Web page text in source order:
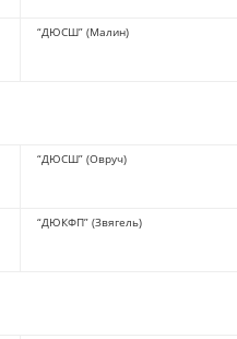
“ДЮСШ” (Малин)
“ДЮСШ” (Овруч)
“ДЮКФП” (Звягель)